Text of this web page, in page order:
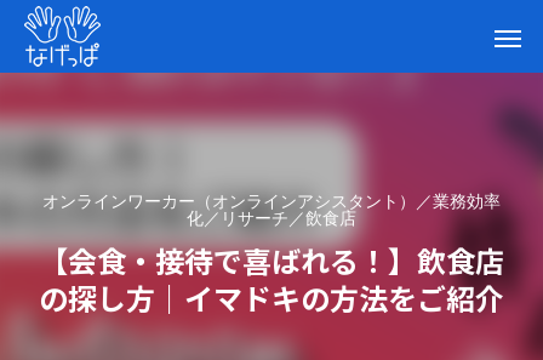
オンラインワーカー（オンラインアシスタント）／業務効率
化／リサーチ／飲食店
【会食・接待で喜ばれる！】飲食店
の探し方｜イマドキの方法をご紹介